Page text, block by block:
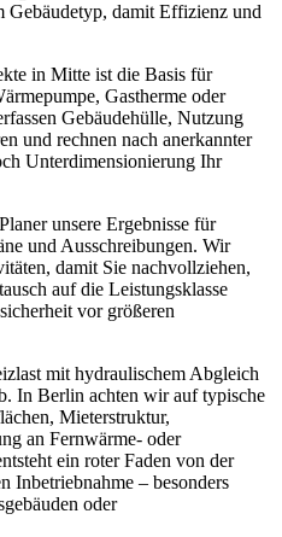
Gebäudetyp, damit Effizienz und
in Mitte ist die Basis für
Gastherme oder
Gebäudehülle, Nutzung
und rechnen nach anerkannter
Unterdimensionierung Ihr
unsere Ergebnisse für
und Ausschreibungen. Wir
damit Sie nachvollziehen,
auf die Leistungsklasse
vor größeren
mit hydraulischem Abgleich
In Berlin achten wir auf typische
Mieterstruktur,
an Fernwärme- oder
ein roter Faden von der
Inbetriebnahme – besonders
oder